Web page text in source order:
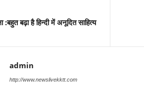
:बहुत बढ़ा है हिन्दी में अनूदित साहित्य
admin
http://www.newslivekktt.com